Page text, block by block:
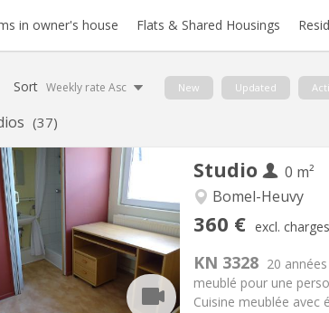
in owner's house Flats & Shared Housings
Sort Weekly rate Asc New Updated
(37)
Studio
0 m²
Bomel-Heuvy
360 € excl. charges
KN 3328 20
meublé pour une
Cuisine meublée avec
Info
€
110 €
12 months
No
Arrangement
Bathroom:Private
Surface:0 m2